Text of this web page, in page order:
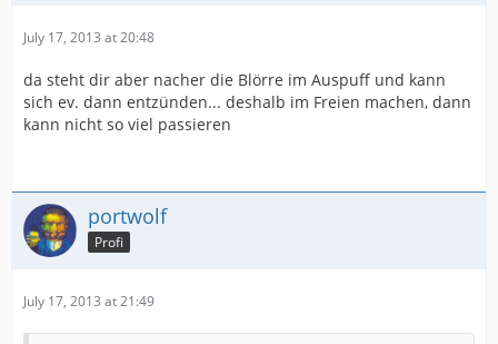
July 17, 2013 at 20:48
da steht dir aber nacher die Blörre im Auspuff und kann
sich ev. dann entzünden... deshalb im Freien machen, dann
kann nicht so viel passieren
portwolf
Profi
July 17, 2013 at 21:49